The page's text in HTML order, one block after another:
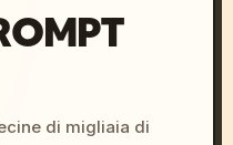
di migliaia di